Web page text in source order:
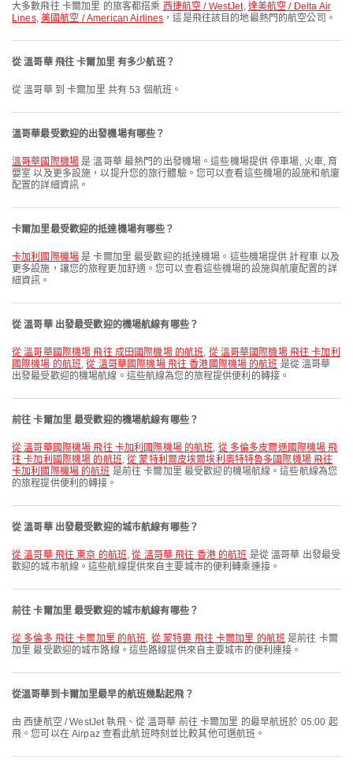
大多數飛往 卡爾加里 的旅客都搭乘 西捷航空 / WestJet, 達美航空 / Delta Air
Lines, 美國航空 / American Airlines ，這是飛往該目的地最熱門的航空公司。
從 溫哥華 飛往 卡爾加里 有多少航班？
從 溫哥華 到 卡爾加里 共有 53 個航班。
溫哥華最受歡迎的出發機場有哪些？
溫哥華國際機場是 溫哥華 最熱門的出發機場。這些機場提供 停車場, 火車, 育
嬰室 以及更多設施，以提升您的旅行體驗。您可以查看這些機場的設施和航廈
配置的詳細資訊。
卡爾加里最受歡迎的抵達機場有哪些？
卡加利國際機場是 卡爾加里 最受歡迎的抵達機場。這些機場提供 計程車 以及
更多設施，讓您的旅程更加舒適。您可以查看這些機場的設施與航廈配置的詳
細資訊。
從 溫哥華 出發最受歡迎的機場航線有哪些？
從 溫哥華國際機場 飛往 成田國際機場 的航班, 從 溫哥華國際機場 飛往 卡加利
國際機場 的航班,從 溫哥華國際機場 飛往 香港國際機場 的航班 是從 溫哥華
出發最受歡迎的機場航線。這些航線為您的旅程提供便利的轉接。
前往 卡爾加里 最受歡迎的機場航線有哪些？
從 溫哥華國際機場 飛往 卡加利國際機場 的航班, 從 多倫多皮爾遜國際機場 飛
往 卡加利國際機場 的航班,從 蒙特利爾皮埃爾埃利奧特特魯多國際機場 飛往
卡加利國際機場 的航班 是前往 卡爾加里 最受歡迎的機場航線。這些航線為您
的旅程提供便利的轉接。
從 溫哥華 出發最受歡迎的城市航線有哪些？
從 溫哥華 飛往 東京 的航班,從 溫哥華 飛往 香港 的航班 是從 溫哥華 出發最受
歡迎的城市航線。這些航線提供來自主要城市的便利轉乘連接。
前往 卡爾加里 最受歡迎的城市航線有哪些？
從 多倫多 飛往 卡爾加里 的航班, 從 蒙特婁 飛往 卡爾加里 的航班 是前往 卡爾
加里 最受歡迎的城市路線。這些路線提供來自主要城市的便利連接。
從溫哥華到卡爾加里最早的航班幾點起飛？
由 西捷航空 / WestJet 執飛、從 溫哥華 前往 卡爾加里 的最早航班於 05:00 起
飛。您可以在 Airpaz 查看此航班時刻並比較其他可選航班。